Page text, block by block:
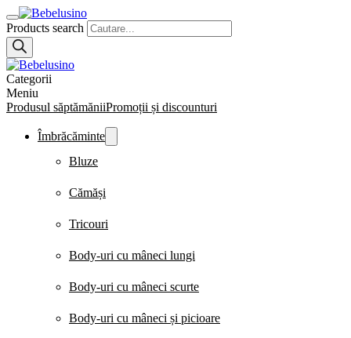
Products search
Categorii
Meniu
Produsul săptămăniiPromoții și discounturi
Îmbrăcăminte
Bluze
Cămăși
Tricouri
Body-uri cu mâneci lungi
Body-uri cu mâneci scurte
Body-uri cu mâneci și picioare